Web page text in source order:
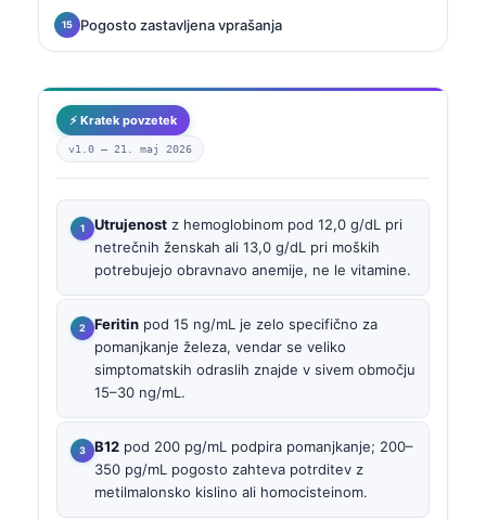
Pogosto zastavljena vprašanja
⚡ Kratek povzetek
v1.0 — 21. maj 2026
Utrujenost z hemoglobinom pod 12,0 g/dL pri
netrečnih ženskah ali 13,0 g/dL pri moških
potrebujejo obravnavo anemije, ne le vitamine.
Feritin pod 15 ng/mL je zelo specifično za
pomanjkanje železa, vendar se veliko
simptomatskih odraslih znajde v sivem območju
15–30 ng/mL.
B12 pod 200 pg/mL podpira pomanjkanje; 200–
350 pg/mL pogosto zahteva potrditev z
metilmalonsko kislino ali homocisteinom.